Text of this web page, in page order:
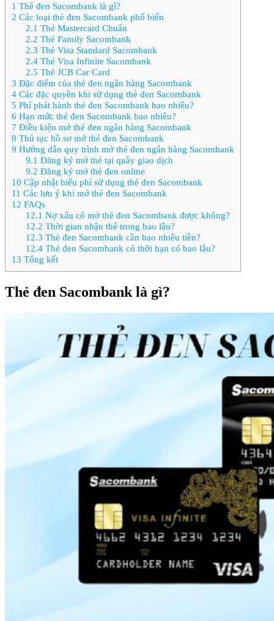
1 Thẻ đen Sacombank là gì?
2 Các loại thẻ đen Sacombank phổ biến
2.1 Thẻ Mastercard Chuẩn
2.2 Thẻ Family Sacombank
2.3 Thẻ Visa Standard Sacombank
2.4Thẻ Visa Infinite Sacombank
2.5 Thẻ JCB Car Card
3 Đặc điểm của thẻ đen ngân hàng Sacombank
4 Các đặc quyền khi sử dụng thẻ đen Sacombank
5 Phí phát hành thẻ đen Sacombank bao nhiêu?
6 Hạn mức thẻ đen Sacombank bao nhiêu?
7 Điều kiện mở thẻ đen ngân hàng Sacombank
8 Thủ tục hồ sơ mở thẻ đen Sacombank
9 Hướng dẫn quy trình mở thẻ đen ngân hàng Sacombank
9.1 Đăng ký mở thẻ tại quầy giao dịch
9.2 Đăng ký mở thẻ đen online
10 Cập nhật biểu phí sử dụng thẻ đen Sacombank
11 Các lưu ý khi mở thẻ đen Sacombank
12 FAQs
12.1 Nợ xấu có mở thẻ đen Sacombank được không?
12.2 Thời gian nhận thẻ trong bao lâu?
12.3 Thẻ đen Sacombank cần bao nhiêu tiền?
12.4Thẻ đen Sacombank có thời hạn có bao lâu?
13 Tổng kết
Thẻ đen Sacombank là gì?